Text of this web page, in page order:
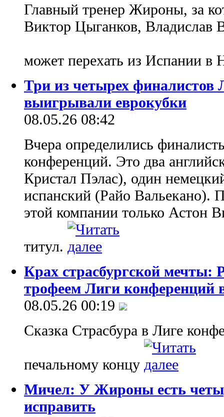
Главный тренер Жироны, за
Виктор Цыганков, Владислав
может перехать из Испании в
Три из четырех
выигрывали еврокубки
08.05.26 08:42
Вчера определились
конференций. Это два
Кристал Пэлас), один
испанский (Райо Вальекано).
этой компании только Астон
титул.
Крах страсбургской мечты:
трофеем Лиги конференций
08.05.26 00:19
Сказка Страсбура в Лиге
печальному концу
Мичел: У Жироны есть
исправить